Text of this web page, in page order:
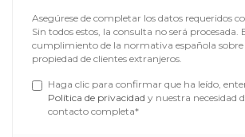
Asegúrese de completar los datos requeridos
Sin todos estos, la consulta no será procesada.
cumplimiento de la normativa española sobre
propiedad de clientes extranjeros.
Haga clic para confirmar que ha leído,
Política de privacidad y nuestra necesidad
contacto completa*